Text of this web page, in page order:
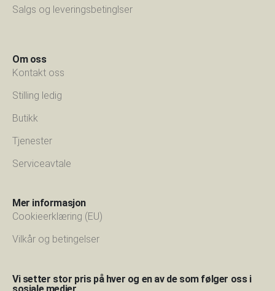
Salgs og leveringsbetinglser
Om oss
Kontakt oss
Stilling ledig
Butikk
Tjenester
Serviceavtale
Mer informasjon
Cookieerklæring (EU)
Vilkår og betingelser
Vi setter stor pris på hver og en av de som følger oss i
sosiale medier